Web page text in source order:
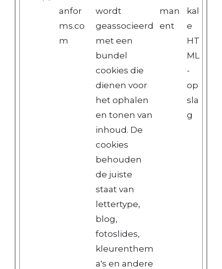
anfor
ms.co
m
wordt
geassocieerd
met een
bundel
cookies die
dienen voor
het ophalen
en tonen van
inhoud. De
cookies
behouden
de juiste
staat van
lettertype,
blog,
fotoslides,
kleurenthem
a's en andere
man
ent
kal
e
HT
ML
-
op
sla
g